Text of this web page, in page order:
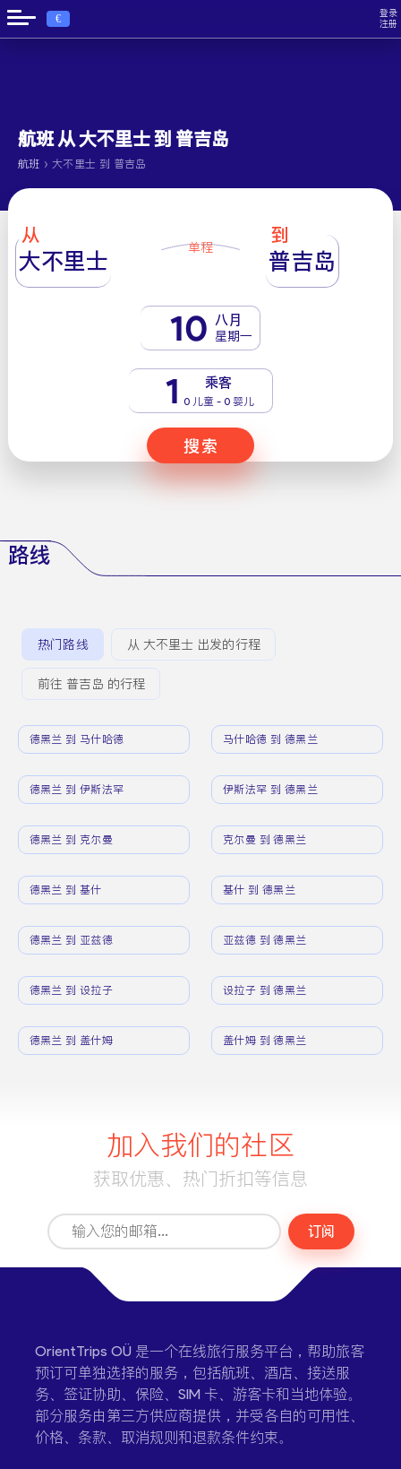
€
登录
注册
航班 从 大不里士 到 普吉岛
航班 › 大不里士 到 普吉岛
从
大不里士 单程
到
普吉岛
10 八月
星期一
1 乘客
0 儿童 - 0 婴儿
搜索
路线
热门路线 从 大不里士 出发的行程
前往 普吉岛 的行程
德黑兰 到 马什哈德 马什哈德 到 德黑兰
德黑兰 到 伊斯法罕 伊斯法罕 到 德黑兰
德黑兰 到 克尔曼 克尔曼 到 德黑兰
德黑兰 到 基什 基什 到 德黑兰
德黑兰 到 亚兹德 亚兹德 到 德黑兰
德黑兰 到 设拉子 设拉子 到 德黑兰
德黑兰 到 盖什姆 盖什姆 到 德黑兰
加入我们的社区
获取优惠、热门折扣等信息
订阅
OrientTrips OÜ 是一个在线旅行服务平台，帮助旅客
预订可单独选择的服务，包括航班、酒店、接送服
务、签证协助、保险、SIM 卡、游客卡和当地体验。
部分服务由第三方供应商提供，并受各自的可用性、
价格、条款、取消规则和退款条件约束。